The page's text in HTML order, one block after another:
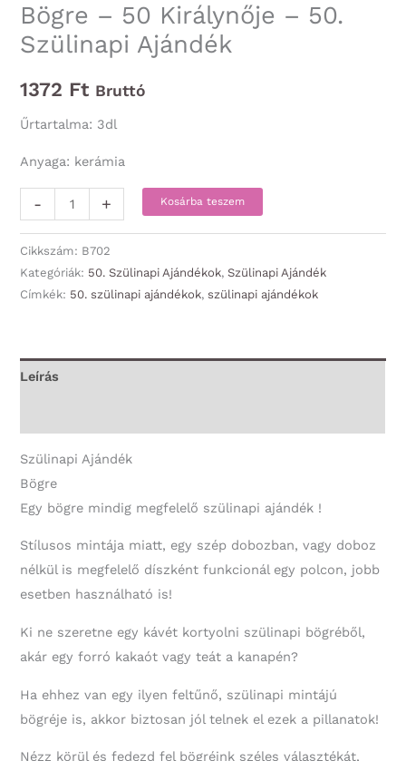
Bögre – 50 Királynője – 50.
Szülinapi Ajándék
1372 Ft Bruttó
Űrtartalma: 3dl
Anyaga: kerámia
-
-
50
Királynője
-
Ajándék
+ Kosárba teszem
Cikkszám: B702
Kategóriák: 50. Szülinapi Ajándékok,Szülinapi Ajándék
Címkék: 50. szülinapi ajándékok,szülinapi ajándékok
Leírás
Szülinapi Ajándék
Bögre
Egy bögre mindig megfelelő szülinapi ajándék !
Stílusos mintája miatt, egy szép dobozban, vagy doboz
nélkül is megfelelő díszként funkcionál egy polcon, jobb
esetben használható is!
Ki ne szeretne egy kávét kortyolni szülinapi bögréből,
akár egy forró kakaót vagy teát a kanapén?
Ha ehhez van egy ilyen feltűnő, szülinapi mintájú
bögréje is, akkor biztosan jól telnek el ezek a pillanatok!
Nézz körül és fedezd fel bögréink széles választékát,